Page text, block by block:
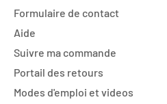
Formulaire de contact
Aide
Suivre ma commande
Portail des retours
Modes d'emploi et videos